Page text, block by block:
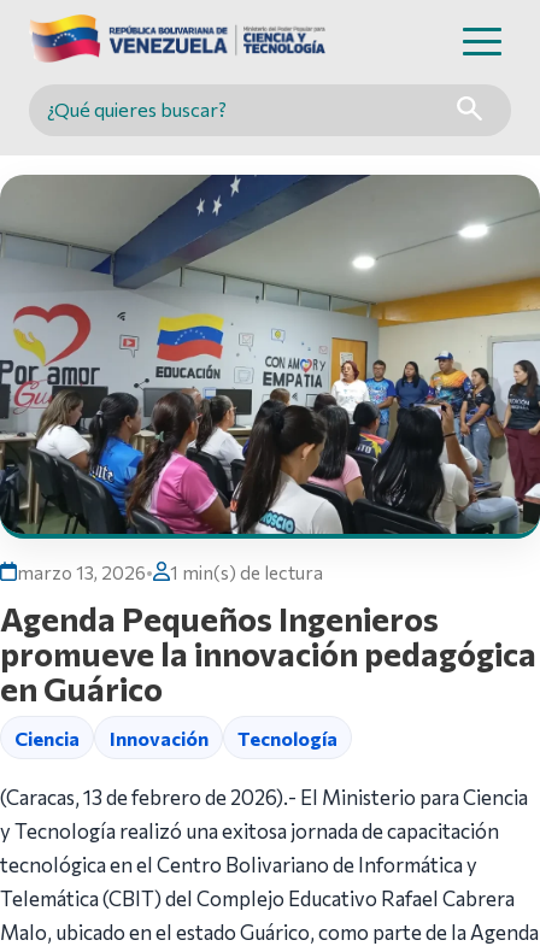
Buscar en MINCYT
marzo 13, 2026• 1 min(s) de lectura
Agenda Pequeños Ingenieros
promueve la innovación pedagógica
en Guárico
Ciencia Innovación Tecnología
(Caracas, 13 de febrero de 2026).- El Ministerio para Ciencia
y Tecnología realizó una exitosa jornada de capacitación
tecnológica en el Centro Bolivariano de Informática y
Telemática (CBIT) del Complejo Educativo Rafael Cabrera
Malo, ubicado en el estado Guárico, como parte de la Agenda